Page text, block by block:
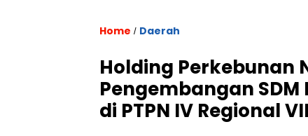
Home / Daerah
Holding Perkebunan
Pengembangan
di PTPN IV Regional VII